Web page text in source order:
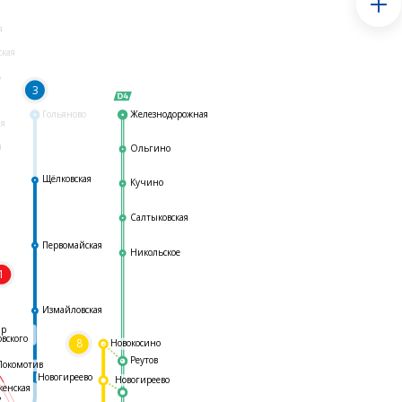
Гольяново
3
8
Железнодорожная
Ольгино
Кучино
Салтыковская
Никольское
Реутов
Измайловская
Первомайская
Щёлковская
Новогиреево
Новогиреево
Новокосино